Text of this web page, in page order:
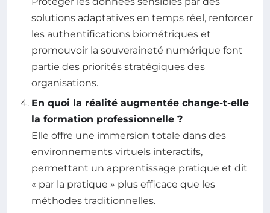
solutions adaptatives en temps réel, renforcer
les authentifications biométriques et
promouvoir la souveraineté numérique font
partie des priorités stratégiques des
organisations.
En quoi la réalité augmentée change-t-elle
la formation professionnelle ?
Elle offre une immersion totale dans des
environnements virtuels interactifs,
permettant un apprentissage pratique et dit
« par la pratique » plus efficace que les
méthodes traditionnelles.